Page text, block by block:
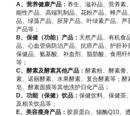
A、营养健康产品： 养生、滋补品、营养素
能性产品、高端乳制品、花粉产品、蜂产
品、绿藻产品、胚芽产品、叶绿素产品、
产品等；
B、保健（功能）产品： 天然产品、有机食
品、心血管病防治产品、抗癌产品、护肝
保健品、氨基酸、补血剂、脂肪酸、食用
等；
C、酵素及酵素其他产品： 酵素粉、酵素膏
素、诺丽酵素、水果酵素、复合酵素等；
皂、酵素面膜等其他洗护日化产品；
D、功能（保健）饮品： 保健饮料、保健茶
及相关饮品等；
E、美容瘦身产品： 胶原蛋白、辅酶Q10、